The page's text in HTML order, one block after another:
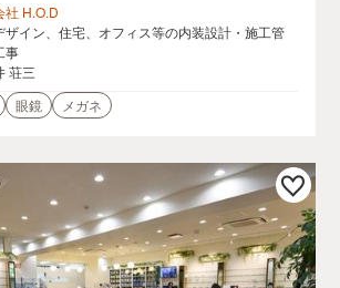
社 H.O.D
ザイン、住宅、オフィス等の内装設計・施工管
事
荘三
眼鏡 メガネ